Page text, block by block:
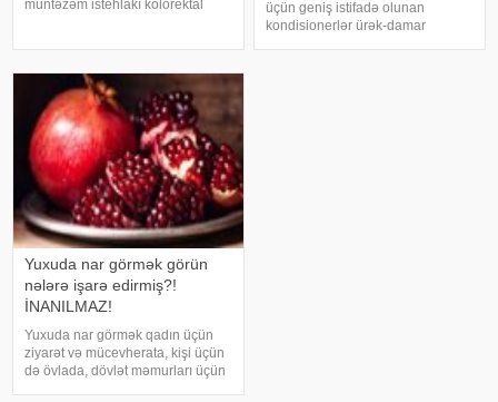
müntəzəm istehlakı kolorektal
Nazirliyinin Milli Kliniki
Endokrinologiy
üçün geniş istifadə olunan
kondisionerlər ürək-damar
Yuxuda nar görmək görün
nələrə işarə edirmiş?!
İNANILMAZ!
Yuxuda nar görmək qadın üçün
ziyarət və mücevherata, kişi üçün
də övlada, dövlət məmurları üçün